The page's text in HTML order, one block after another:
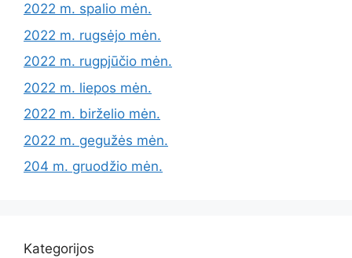
2022 m. spalio mėn.
2022 m. rugsėjo mėn.
2022 m. rugpjūčio mėn.
2022 m. liepos mėn.
2022 m. birželio mėn.
2022 m. gegužės mėn.
204 m. gruodžio mėn.
Kategorijos